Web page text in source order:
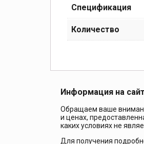
Спецификация
Количество
Информация на
Обращаем ваше
и ценах,
каких условиях не
Для получения